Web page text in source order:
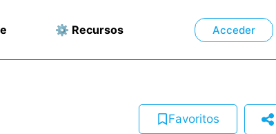
⚙️ Recursos Acceder
Favoritos